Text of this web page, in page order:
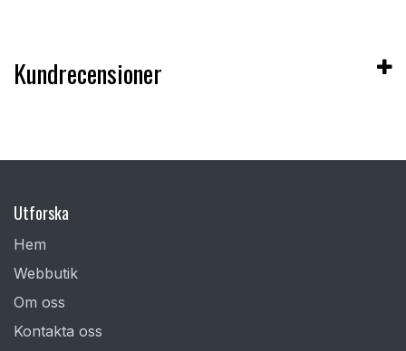
Kundrecensioner
Utforska
Hem
Webbutik
Om oss
Kontakta oss